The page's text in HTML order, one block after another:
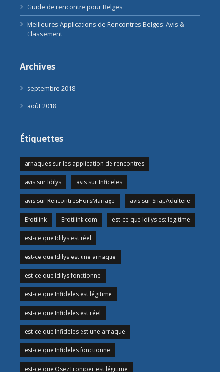
Guide de rencontre pour Belges
Meilleures Applications de Rencontres Belges: Avis &
Classement
Archives
septembre 2018
août 2018
Étiquettes
arnaques sur les application de rencontres
avis sur Idilys avis sur Infideles
avis sur RencontresHorsMariage avis sur SnapAdultere
Erotilink Erotilink.com est-ce que Idilys est légitime
est-ce que Idilys est réel
est-ce que Idilys est une arnaque
est-ce que Idilys fonctionne
est-ce que Infideles est légitime
est-ce que Infideles est réel
est-ce que Infideles est une arnaque
est-ce que Infideles fonctionne
est-ce que OsezTromper est légitime